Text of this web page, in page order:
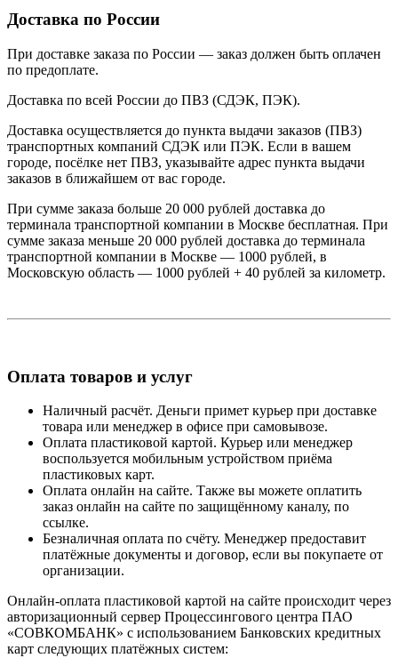
Доставка по России
При доставке заказа по России — заказ должен быть оплачен
по предоплате.
Доставка по всей России до ПВЗ (СДЭК, ПЭК).
Доставка осуществляется до пункта выдачи заказов (ПВЗ)
транспортных компаний СДЭК или ПЭК. Если в вашем
городе, посёлке нет ПВЗ, указывайте адрес пункта выдачи
заказов в ближайшем от вас городе.
При сумме заказа больше 20 000 рублей доставка до
терминала транспортной компании в Москве бесплатная. При
сумме заказа меньше 20 000 рублей доставка до терминала
транспортной компании в Москве — 1000 рублей, в
Московскую область — 1000 рублей + 40 рублей за километр.
Оплата товаров и услуг
Наличный расчёт. Деньги примет курьер при доставке
товара или менеджер в офисе при самовывозе.
Оплата пластиковой картой. Курьер или менеджер
воспользуется мобильным устройством приёма
пластиковых карт.
Оплата онлайн на сайте. Также вы можете оплатить
заказ онлайн на сайте по защищённому каналу, по
ссылке.
Безналичная оплата по счёту. Менеджер предоставит
платёжные документы и договор, если вы покупаете от
организации.
Онлайн-оплата пластиковой картой на сайте происходит через
авторизационный сервер Процессингового центра ПАО
«СОВКОМБАНК» с использованием Банковских кредитных
карт следующих платёжных систем: